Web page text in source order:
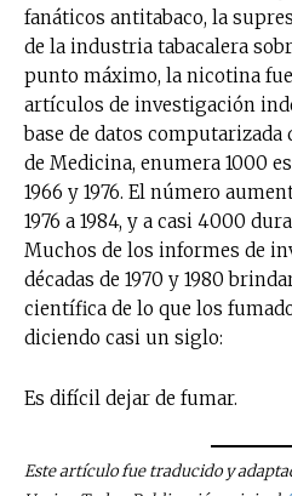
fanáticos antitabaco, la
de la industria tabacalera
punto máximo, la nicotina
artículos de investigación
base de datos computarizada
de Medicina, enumera 1000
1966 y 1976. El número
1976 a 1984, y a casi 4000
Muchos de los informes de
décadas de 1970 y 1980
científica de lo que los
diciendo casi un siglo:
Es difícil dejar de fumar.
Este artículo fue traducido y